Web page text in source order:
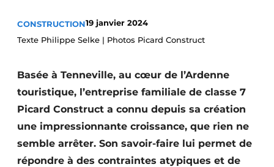
Video’s
Construction bois
Contrôle d’accès
Éclairage
CONSTRUCTION19 janvier 2024
Texte Philippe Selke | Photos Picard Construct
Basée à Tenneville, au cœur de l’Ardenne
touristique, l’entreprise familiale de classe 7
Picard Construct a connu depuis sa création
une impressionnante croissance, que rien ne
semble arrêter. Son savoir-faire lui permet de
répondre à des contraintes atypiques et de